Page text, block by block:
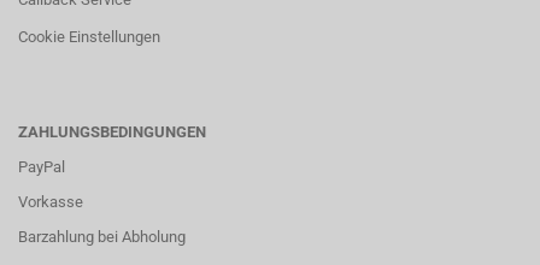
Cookie Einstellungen
ZAHLUNGSBEDINGUNGEN
PayPal
Vorkasse
Barzahlung bei Abholung